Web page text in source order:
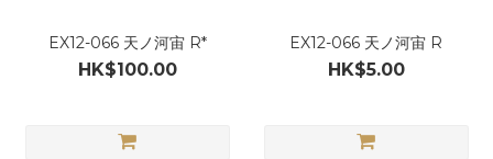
EX12-066 天ノ河宙 R*
HK$100.00
EX12-066 天ノ河宙 R
HK$5.00